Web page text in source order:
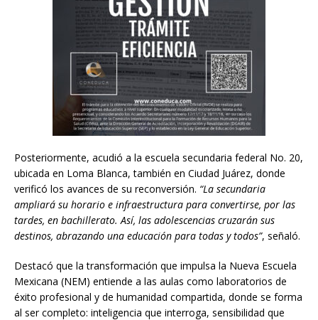
Posteriormente, acudió a la escuela secundaria federal No. 20,
ubicada en Loma Blanca, también en Ciudad Juárez, donde
verificó los avances de su reconversión. “La secundaria
ampliará su horario e infraestructura para convertirse, por las
tardes, en bachillerato. Así, las adolescencias cruzarán sus
destinos, abrazando una educación para todas y todos”, señaló.
Destacó que la transformación que impulsa la Nueva Escuela
Mexicana (NEM) entiende a las aulas como laboratorios de
éxito profesional y de humanidad compartida, donde se forma
al ser completo: inteligencia que interroga, sensibilidad que